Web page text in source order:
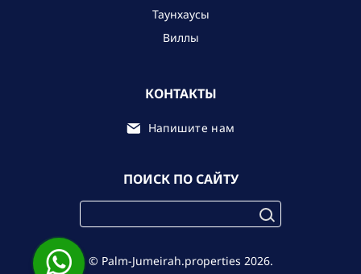
Таунхаусы
Виллы
КОНТАКТЫ
Напишите нам
ПОИСК ПО САЙТУ
© Palm-Jumeirah.properties 2026.